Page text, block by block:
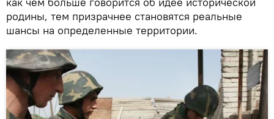
родины, тем призрачнее становятся реальные
шансы на определенные территории.